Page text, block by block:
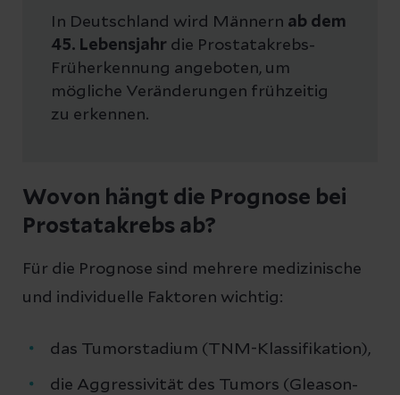
In Deutschland wird Männern ab dem
45. Lebensjahr die Prostatakrebs-
Früherkennung angeboten, um
mögliche Veränderungen frühzeitig
zu erkennen.
Wovon hängt die Prognose bei
Prostatakrebs ab?
Für die Prognose sind mehrere medizinische
und individuelle Faktoren wichtig:
das Tumorstadium (TNM-Klassifikation),
die Aggressivität des Tumors (Gleason-